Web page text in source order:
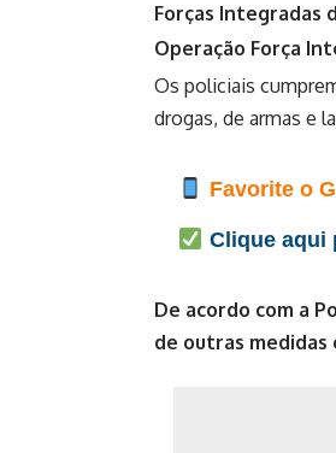
Forças Integradas
Operação Força
Os policiais
drogas, de armas e
Favorite o
Clique aqui
De acordo com a
de outras medidas